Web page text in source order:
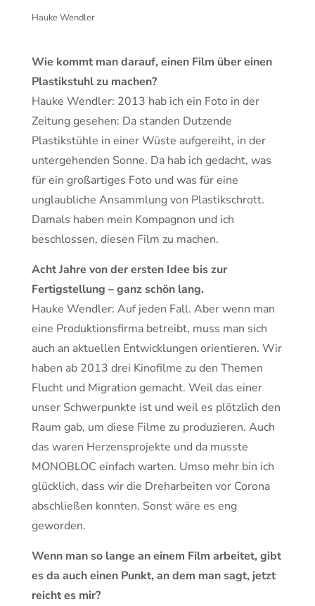
Hauke Wendler
Wie kommt man darauf, einen Film über einen
Plastikstuhl zu machen?
Hauke Wendler: 2013 hab ich ein Foto in der
Zeitung gesehen: Da standen Dutzende
Plastikstühle in einer Wüste aufgereiht, in der
untergehenden Sonne. Da hab ich gedacht, was
für ein großartiges Foto und was für eine
unglaubliche Ansammlung von Plastikschrott.
Damals haben mein Kompagnon und ich
beschlossen, diesen Film zu machen.
Acht Jahre von der ersten Idee bis zur
Fertigstellung – ganz schön lang.
Hauke Wendler: Auf jeden Fall. Aber wenn man
eine Produktionsfirma betreibt, muss man sich
auch an aktuellen Entwicklungen orientieren. Wir
haben ab 2013 drei Kinofilme zu den Themen
Flucht und Migration gemacht. Weil das einer
unser Schwerpunkte ist und weil es plötzlich den
Raum gab, um diese Filme zu produzieren. Auch
das waren Herzensprojekte und da musste
MONOBLOC einfach warten. Umso mehr bin ich
glücklich, dass wir die Dreharbeiten vor Corona
abschließen konnten. Sonst wäre es eng
geworden.
Wenn man so lange an einem Film arbeitet, gibt
es da auch einen Punkt, an dem man sagt, jetzt
reicht es mir?